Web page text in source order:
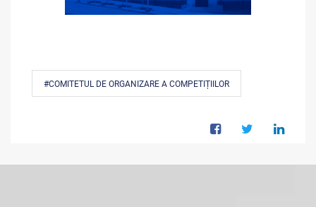
#COMITETUL DE ORGANIZARE A COMPETIȚIILOR